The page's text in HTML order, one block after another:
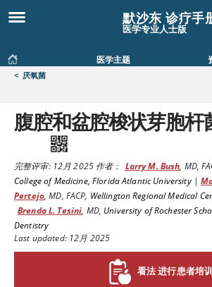
默沙东 诊疗手
医学专业人士版
医学主题
< 厌氧菌
腹腔和盆腔梭状芽胞杆
完整评审:12月 2025作者： Larry M. Bush, MD,
College of Medicine, Florida Atlantic University|
Pertejo,MD, FACP, Wellington Regional Medical
Brenda L. Tesini, MD, University of Rochester
Dentistry
Last updated: 12月 2025
看法 进行患者培训